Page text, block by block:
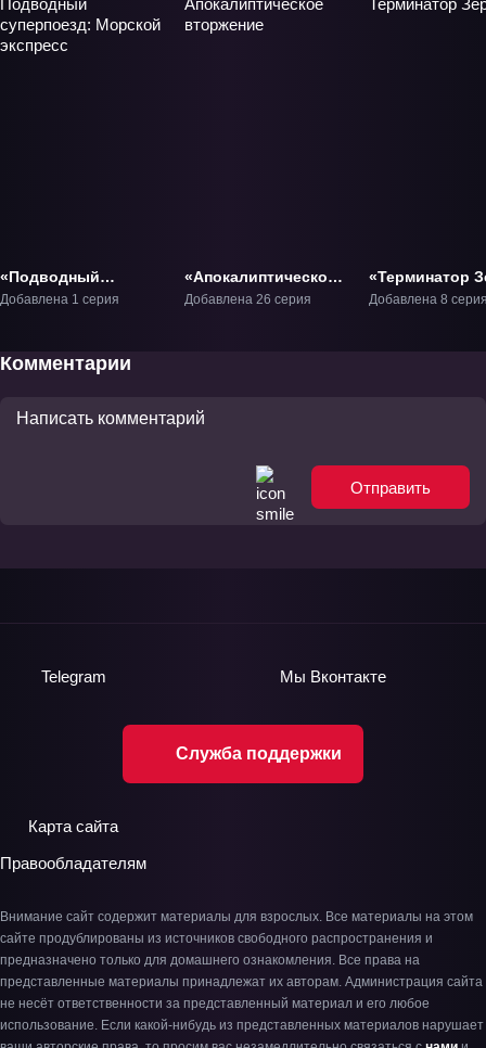
«Подводный
суперпоезд:
Добавлена 1 серия
«Апокалиптическое
вторжение» ТВ-1
Добавлена 26 серия
«Терминатор
ТВ-1
Добавлена 8
Комментарии
Отправить
Служба поддержки
Telegram Мы Вконтакте
Карта сайта
Правообладателям
Внимание сайт содержит материалы для взрослых. Все материалы на этом
сайте продублированы из источников свободного распространения и
предназначено только для домашнего ознакомления. Все права на
представленные материалы принадлежат их авторам. Администрация сайта
не несёт ответственности за представленный материал и его любое
использование. Если какой-нибудь из представленных материалов нарушает